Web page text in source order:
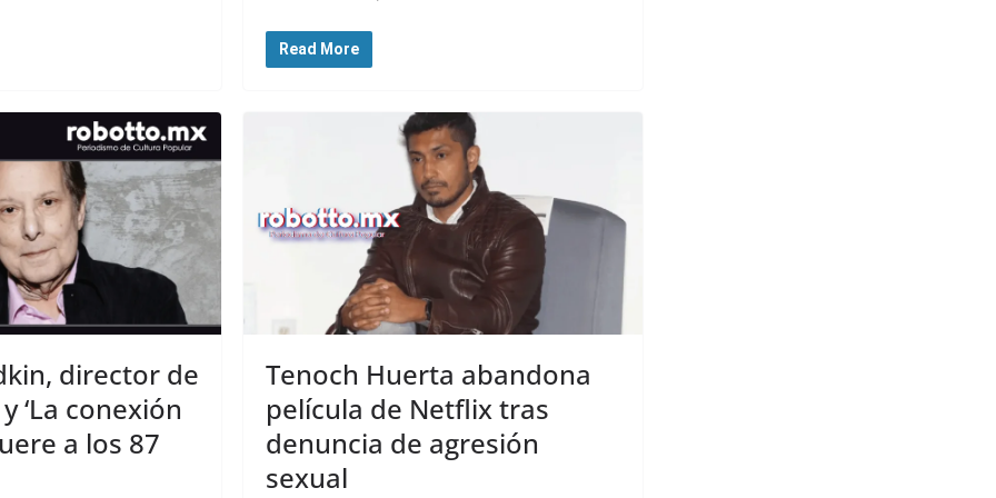
Read More
director de
‘La conexión
a los 87
Tenoch Huerta abandona
película de Netflix tras
denuncia de agresión
sexual